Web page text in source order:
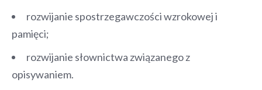
rozwijanie spostrzegawczości wzrokowej i
pamięci;
rozwijanie słownictwa związanego z
opisywaniem.